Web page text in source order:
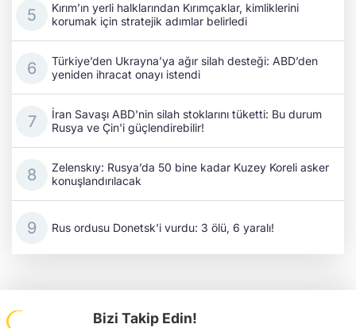
Kırım’ın yerli halklarından Kırımçaklar, kimliklerini
korumak için stratejik adımlar belirledi
Türkiye’den Ukrayna’ya ağır silah desteği: ABD’den
yeniden ihracat onayı istendi
İran Savaşı ABD'nin silah stoklarını tüketti: Bu durum
Rusya ve Çin'i güçlendirebilir!
Zelenskıy: Rusya’da 50 bine kadar Kuzey Koreli asker
konuşlandırılacak
Rus ordusu Donetsk'i vurdu: 3 ölü, 6 yaralı!
Bizi Takip Edin!